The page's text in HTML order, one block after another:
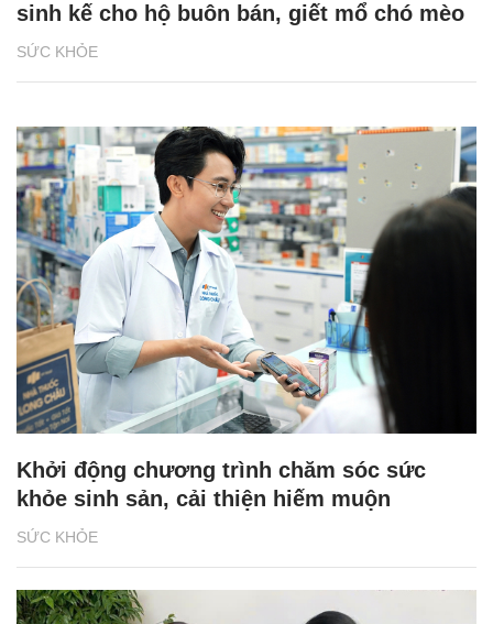
SỨC KHỎE
sinh kế cho hộ buôn bán, giết mổ chó mèo
SỨC KHỎE
Khởi động chương trình chăm sóc sức
khỏe sinh sản, cải thiện hiếm muộn